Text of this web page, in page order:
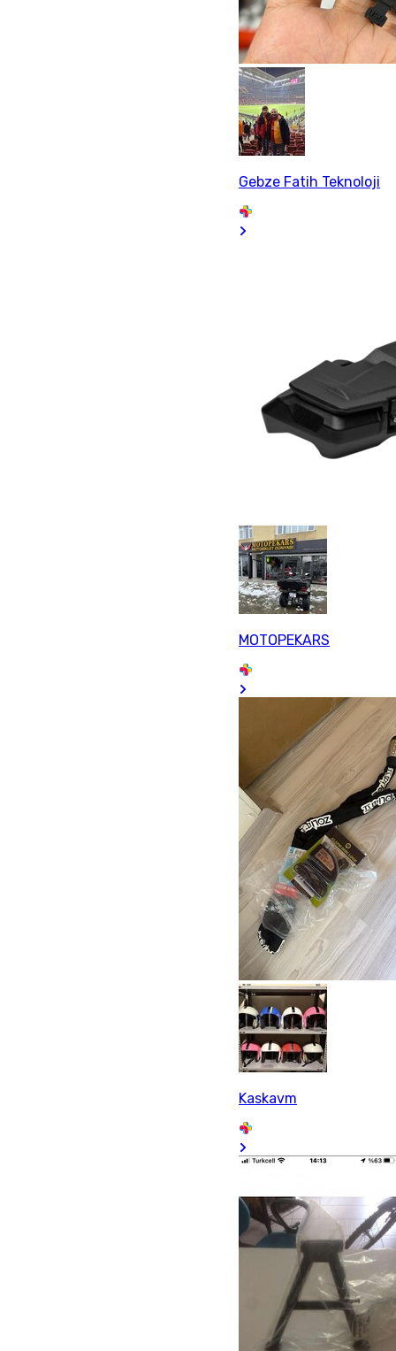
Gebze Fatih Teknoloji
MOTOPEKARS
Kaskavm